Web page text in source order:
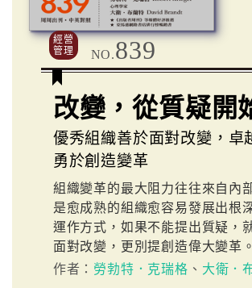
經營
管理
NO.839
改變，從質疑開
優秀組織善於面對改變，卓
勇於創造變革
組織變革的最大阻力往往來自內
是愈成熟的組織愈容易發展出根
運作方式，如果不能提出質疑，
面對改變，更別提創造偉大變革。
作者： 勞勃特．克瑞格 、 大衛．